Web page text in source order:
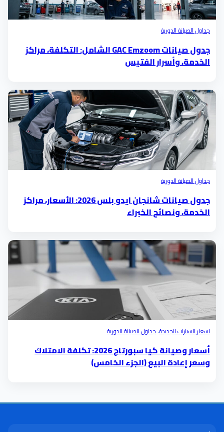
جداول الصيانة الدورية
جدول صيانات GAC Emzoom الشامل: التكلفة، مراكز
الخدمة، وأسرار الفتيس
جداول الصيانة الدورية
جدول صيانات شانجان ايدو بلس 2026: الأسعار، مراكز
الخدمة، ونصائح الخبراء
اسعار السيارات الجديدة،جداول الصيانة الدورية
أسعار وصيانة كيا سبورتاج 2026: تكلفة الامتلاك
وسعر إعادة البيع (الجزء الخامس)